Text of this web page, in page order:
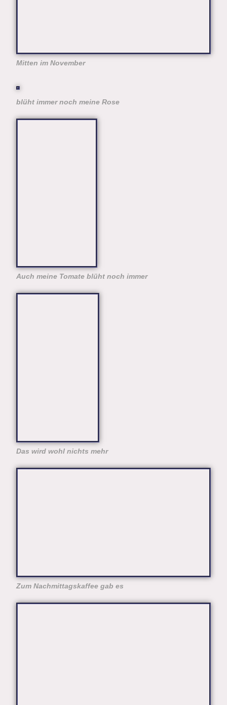
Mitten im November
blüht immer noch meine Rose
Auch meine Tomate blüht noch immer
Das wird wohl nichts mehr
Zum Nachmittagskaffee gab es